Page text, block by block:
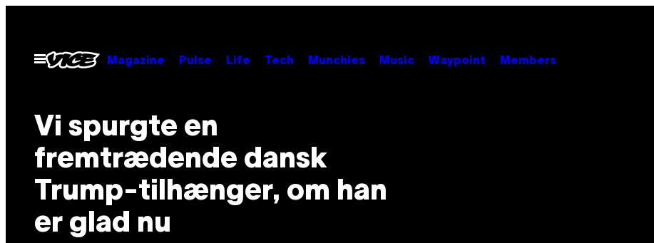
contentOpen
Menu
Magazine Pulse Life Tech Munchies Music Waypoint Members
Vi spurgte en
fremtrædende dansk
Trump-tilhænger, om han
er glad nu